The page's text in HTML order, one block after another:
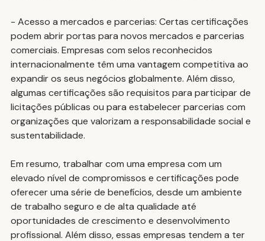
- Acesso a mercados e parcerias: Certas certificações
podem abrir portas para novos mercados e parcerias
comerciais. Empresas com selos reconhecidos
internacionalmente têm uma vantagem competitiva ao
expandir os seus negócios globalmente. Além disso,
algumas certificações são requisitos para participar de
licitações públicas ou para estabelecer parcerias com
organizações que valorizam a responsabilidade social e
sustentabilidade.
Em resumo, trabalhar com uma empresa com um
elevado nível de compromissos e certificações pode
oferecer uma série de benefícios, desde um ambiente
de trabalho seguro e de alta qualidade até
oportunidades de crescimento e desenvolvimento
profissional. Além disso, essas empresas tendem a ter